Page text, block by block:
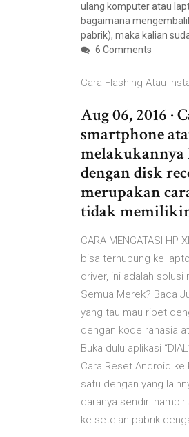
ulang komputer atau
bagaimana
pabrik), maka kalian
6 Comments
Cara Flashing Atau
Aug 06, 2016
smartphone
melakukannya
dengan disk
merupakan
tidak
CARA MENGATASI HP
bisa terhubung ke
driver, ini adalah
Semua Merek? Baca
yang tau mau ribet
dengan kode rahasia
Buka dulu aplikasi
Cara Reset Android ke
satu dengan yang
caranya sendiri
ke setelan pabrik